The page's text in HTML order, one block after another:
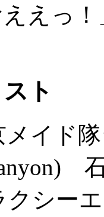
えっ
ト
メイド
クシー